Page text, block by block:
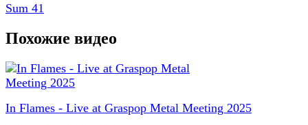
Sum 41
Похожие видео
In Flames - Live at Graspop Metal Meeting 2025